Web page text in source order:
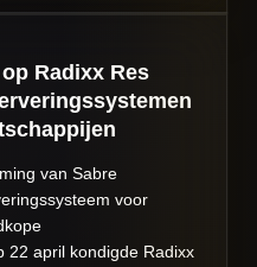
Radixx Res
van Sabre
voor
22 april kondigde Radixx